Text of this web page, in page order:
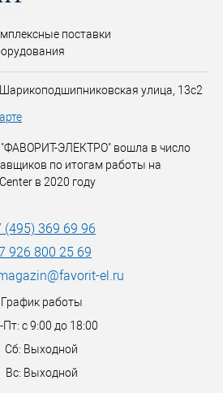
поставки
улица, 13с2
ЭЛЕКТРО" вошла в число
по итогам работы на
в 2020 году
(495) 369 69 96
926 800 25 69
el.ru
График работы
Пт: с 9:00 до 18:00
Сб: Выходной
Вс: Выходной